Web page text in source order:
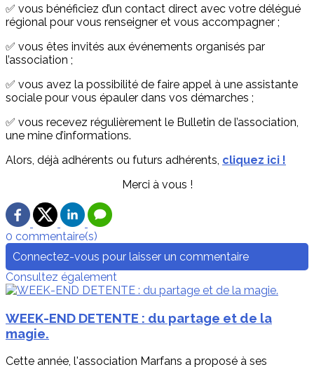
✅ vous bénéficiez d’un contact direct avec votre délégué
régional pour vous renseigner et vous accompagner ;
✅ vous êtes invités aux événements organisés par
l’association ;
✅ vous avez la possibilité de faire appel à une assistante
sociale pour vous épauler dans vos démarches ;
✅ vous recevez régulièrement le Bulletin de l’association,
une mine d’informations.
Alors, déjà adhérents ou futurs adhérents, cliquez ici !
Merci à vous !
0 commentaire(s)
Connectez-vous pour laisser un commentaire
Consultez également
WEEK-END DETENTE : du partage et de la
magie.
Cette année, l'association Marfans a proposé à ses